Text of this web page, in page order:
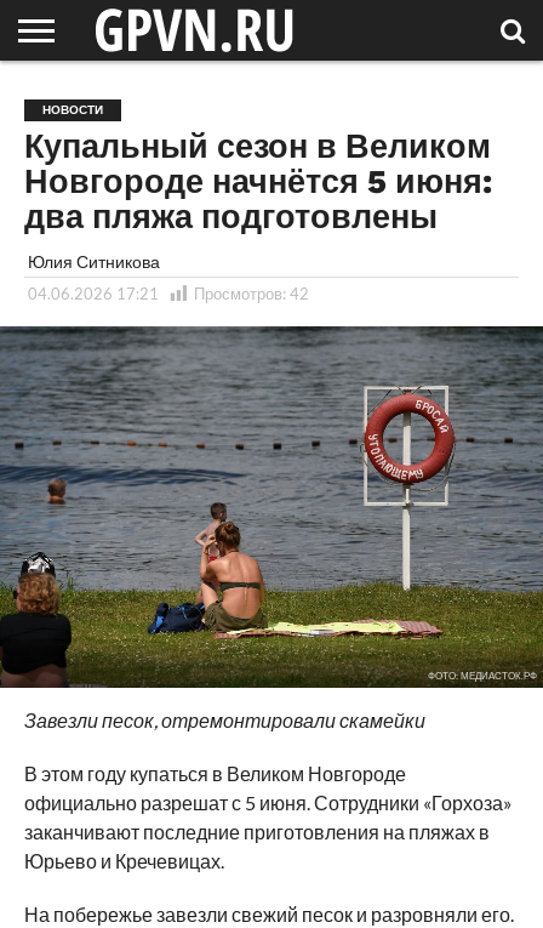
ОБЛАСТЬ
НОВОСТИ
СОСЕДЕЙ
РОССИЯ
/ МИР
СПЕЦПРОЕКТЫ
БЛОГ
СТАТЬИ
ФОТОРЕПОРТАЖИ
ИНТЕРВЬЮ
ОБЪЕКТЫ
ПОДБОРКИ
НОВОСТИ
Купальный сезон в Великом
Новгороде начнётся 5 июня:
два пляжа подготовлены
Юлия Ситникова
04.06.2026 17:21 Просмотров: 42
ФОТО: МЕДИАСТОК.РФ
Завезли песок, отремонтировали скамейки
В этом году купаться в Великом Новгороде
официально разрешат с 5 июня. Сотрудники «Горхоза»
заканчивают последние приготовления на пляжах в
Юрьево и Кречевицах.
На побережье завезли свежий песок и разровняли его.